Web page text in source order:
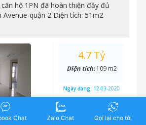
hộ 1PN đã hoàn thiện đầy đủ
Avenue-quận 2 Diện tích: 51m2
– Chuyển nhượng căn 3 phòng
4.7 Tỷ
Diện tích:109 m2
Ngày đăng: 12-03-2020
Chat Zalo Chat Gọi lại cho tôi